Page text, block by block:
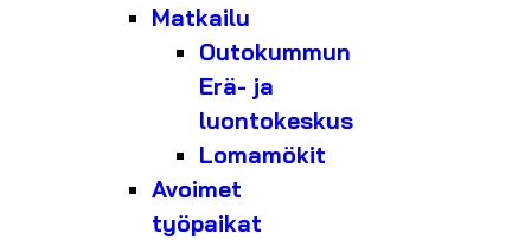
Matkailu
Outokummun
Erä- ja
luontokeskus
Lomamökit
Avoimet
työpaikat